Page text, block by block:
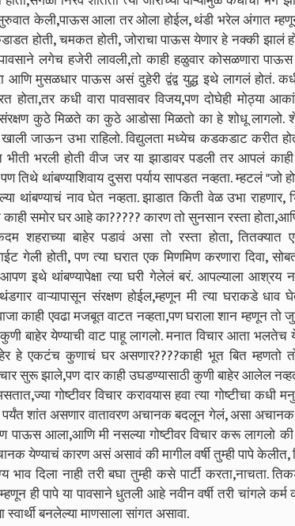
केली,पाऊस आला तर ओला होईल, थंडी भरेल अंगात
होती, चमकत होती, जोराचा पाऊस येणार हे नक्की झालं
लगेच हजेरी लावली,तो काही हळुवार कोसळणारा
आणि मुसळधार पाऊस असं दुहेरी द्वंद्व युद्ध इथे लागलं होतं.
होता,तर कधी वारा पावसावर विजय,पण दोघेही मोठ्या
कुठे मिळते का कुठे आडोसा मिळतो का हे शोधू लागलो.
जाऊन उभा राहिलो. विद्युलता मध्येच कडकडाट करीत
भरली होती वीज जर या झाडावर पडली तर आपलं
तिथे थांबण्याशिवाय दुसरा पर्याय सापडत नव्हता. म्हटलं "जो
थांबण्याचं नाव घेत नव्हता. झाडात किती वेळ उभा राहणार,
समोर घर आहे का????? कारण तो सुनसान रस्ता
शहराच्या बाहेर पडावं असा तो रस्ता होता, तितक्यात
गेली होती, पण त्या घरात एक मिणमिण करणारा दिवा,
इथे थांबण्यापेक्षा त्या घरी गेलेलं बरं. आपल्याला आश्रय
वाऱ्यापासून संरक्षण होईल,म्हणून मी त्या घराकडे धाव
काही एवढा मजबूत वाटत नव्हता,पण घराला शान म्हणून तो
बाहेर येण्याची वाट पाहू लागलो. मनात विचार आता
हे एकटंच कुणाचं घर असणार????काही भूत बित म्हणतो
सुरू झाले,पण दार काही उघडण्यासाठी कुणी बाहेर आलेल
गोष्टीवर विचार करावयास हवा त्या गोष्टीचा कधी
शांत असणार वातावरण अचानक बदलून गेलं, असा
पाऊस आला,आणि मी नसल्या गोष्टीवर विचार करू लागलो
येण्याचं कारण असं असावं की मागील वर्षी तुम्ही पापे केलीत,
भाव दिला नाही तरी बघा तुम्ही कसे पार्टी करता,नाचता.
ही पापे या पावसाने धुतली आहे नवीन वर्षी तरी चांगले कर्म
बनलेल्या माणसाला सांगत असावा.